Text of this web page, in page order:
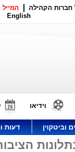
חברות הקהילה
English
וידיאו
וביטקוין דעות